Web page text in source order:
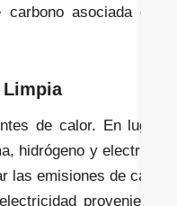
asociada con la
de calor. En lugar de
hidrógeno y electricidad.
las emisiones de carbono
proveniente de